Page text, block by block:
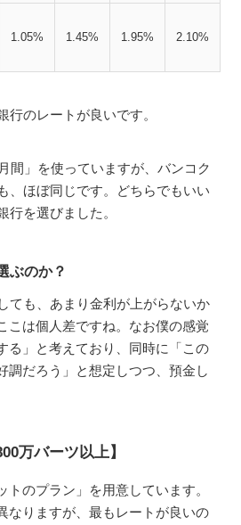
1.05% 1.45% 1.95% 2.10%
行のレートが良いです。
間」を使っていますが、バンコク
、ほぼ同じです。どちらでもいい
行を選びました。
ぶのか？
ても、あまり金利が上がらないか
こは個人差ですね。なお僕の感覚
る」と考えており、同時に「この
調だろう」と想定しつつ、預金し
万バーツ以上】
トのプラン」を用意しています。
なりますが、最もレートが良いの